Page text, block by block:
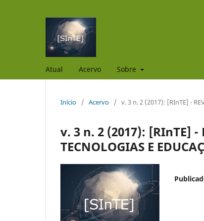
Atual Acervo Sobre
Início / Acervo / v. 3 n. 2 (2017): [RInTE] -
v. 3 n. 2 (2017): [RInTE] -
TECNOLOGIAS E